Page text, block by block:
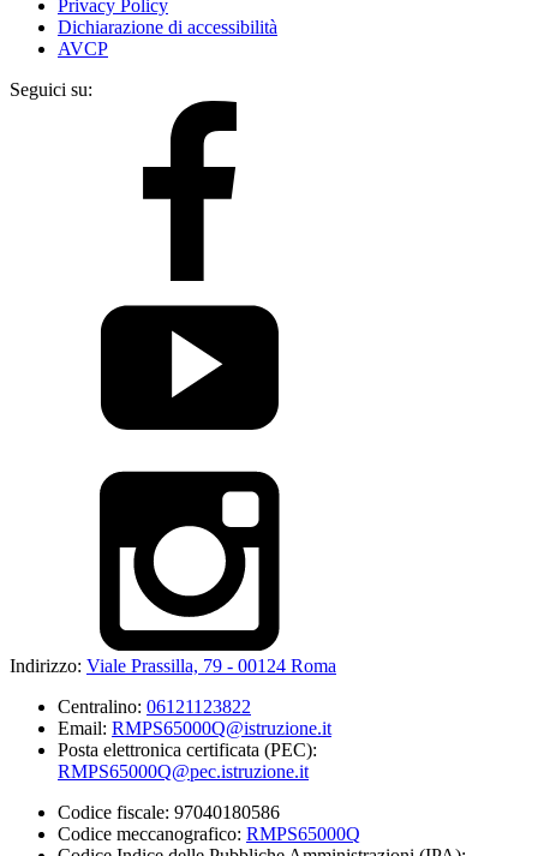
Privacy Policy
Dichiarazione di accessibilità
AVCP
Seguici su:
Indirizzo: Viale Prassilla, 79 - 00124 Roma
Centralino: 06121123822
Email: RMPS65000Q@istruzione.it
Posta elettronica certificata (PEC):
RMPS65000Q@pec.istruzione.it
Codice fiscale: 97040180586
Codice meccanografico: RMPS65000Q